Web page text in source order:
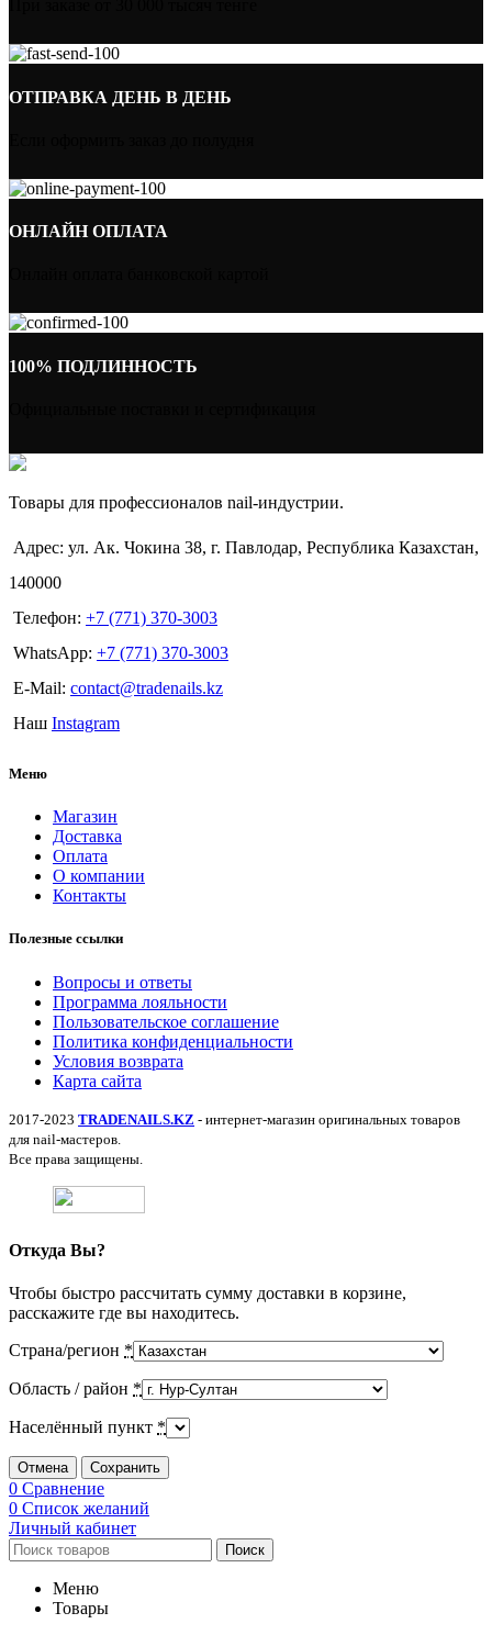
ОТПРАВКА ДЕНЬ В ДЕНЬ
ОНЛАЙН ОПЛАТА
100% ПОДЛИННОСТЬ
Товары для профессионалов nail-индустрии.
Адрес: ул. Ак. Чокина 38, г. Павлодар, Республика Казахстан,
140000
Телефон: +7 (771) 370-3003
WhatsApp: +7 (771) 370-3003
E-Mail: contact@tradenails.kz
Наш Instagram
Меню
Магазин
Доставка
Оплата
О компании
Контакты
Полезные ссылки
Вопросы и ответы
Программа лояльности
Пользовательское соглашение
Политика конфиденциальности
Условия возврата
Карта сайта
2017-2023 TRADENAILS.KZ - интернет-магазин оригинальных товаров
для nail-мастеров.
Все права защищены.
Откуда Вы?
Чтобы быстро рассчитать сумму доставки в корзине,
расскажите где вы находитесь.
Страна/регион *
Область / район *
Населённый пункт *
Отмена Сохранить
0 Сравнение
0 Список желаний
Личный кабинет
Поиск
Меню
Товары